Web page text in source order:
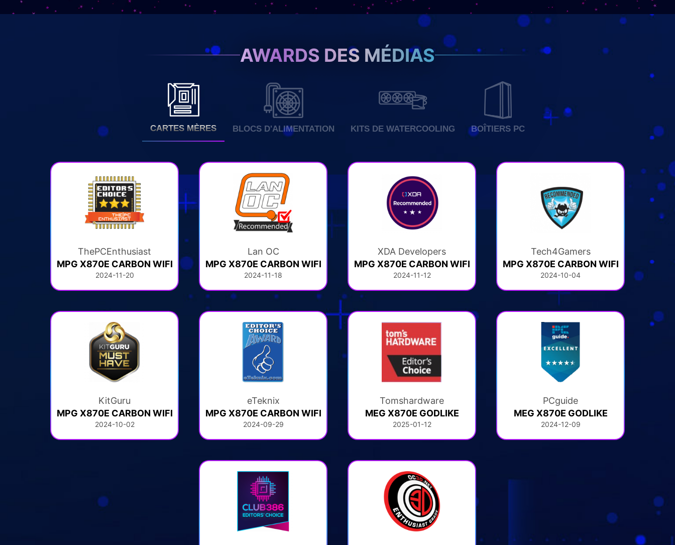
AWARDS DES MÉDIAS
CARTES MÈRES BLOCS D'ALIMENTATION KITS DE WATERCOOLING BOÎTIERS PC
ThePCEnthusiast
MPG X870E CARBON WIFI
2024-11-20
Lan OC
MPG X870E CARBON WIFI
2024-11-18
XDA Developers
MPG X870E CARBON WIFI
2024-11-12
Tech4Gamers
MPG X870E CARBON WIFI
2024-10-04
KitGuru
MPG X870E CARBON WIFI
2024-10-02
eTeknix
MPG X870E CARBON WIFI
2024-09-29
Tomshardware
MEG X870E GODLIKE
2025-01-12
PCguide
MEG X870E GODLIKE
2024-12-09